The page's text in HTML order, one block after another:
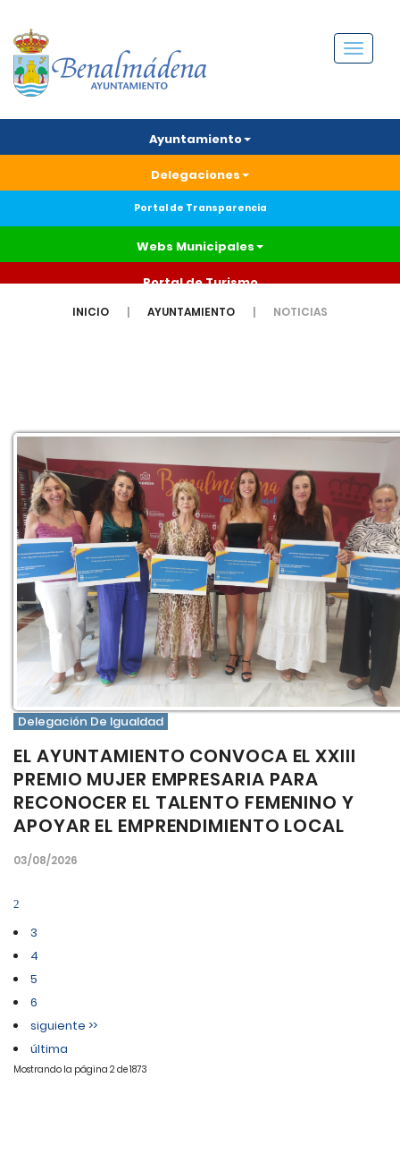
Menú
Ayuntamiento
Delegaciones
Portal de Transparencia
Webs Municipales
Portal de Turismo
INICIO AYUNTAMIENTO NOTICIAS
Delegación De Igualdad
EL AYUNTAMIENTO CONVOCA EL XXIII
PREMIO MUJER EMPRESARIA PARA
RECONOCER EL TALENTO FEMENINO Y
APOYAR EL EMPRENDIMIENTO LOCAL
03/08/2026
2
3
4
5
6
siguiente >>
última
Mostrando la página 2 de 1873